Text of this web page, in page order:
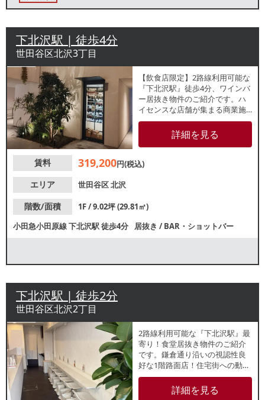
下北沢駅 | 徒歩4分
世田谷区北沢3丁目
【飲食店限定】2路線利用可能な
『下北沢駅』徒歩4分、ワインバ
ー居抜き物件のご紹介です。ハ
イセンスな店舗が集まる商業施
設内1階テナント！東北沢との間
に位置し、お洒落な大人が集う
代々木上原・幡ヶ谷周辺の顧客
です。インバウンド需要も増加
詳細を見る
賃料 319,200円(税込)
エリア
世田谷区北沢
階数/面積
1F / 9.02坪 (29.81㎡)
小田急小田原線下北沢駅徒歩4分 居抜き /BAR・ショットバー
下北沢駅 | 徒歩2分
世田谷区北沢2丁目
2路線利用可能な『下北沢駅』最
寄り！食堂居抜き物件のご紹介
です。鎌倉通り沿いの視認性良
好な1階路面店！住宅街への動線
上でもあり、昼夜問わず集客が
期待できます。前テナントは弁
当販売兼食堂でテイクアウト店
詳細を見る